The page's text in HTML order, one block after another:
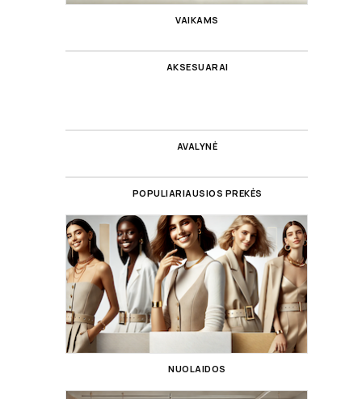
VAIKAMS
AKSESUARAI
AVALYNĖ
POPULIARIAUSIOS PREKĖS
NUOLAIDOS